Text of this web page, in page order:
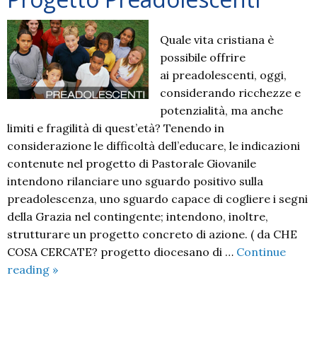
Quale vita cristiana è
possibile offrire
ai preadolescenti, oggi,
considerando ricchezze e
potenzialità, ma anche
limiti e fragilità di quest’età? Tenendo in
considerazione le difficoltà dell’educare, le indicazioni
contenute nel progetto di Pastorale Giovanile
intendono rilanciare uno sguardo positivo sulla
preadolescenza, uno sguardo capace di cogliere i segni
della Grazia nel contingente; intendono, inoltre,
strutturare un progetto concreto di azione. ( da CHE
COSA CERCATE? progetto diocesano di … Continue
reading Progetto
»